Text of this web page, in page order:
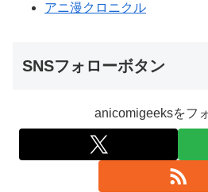
アニ漫クロニクル
SNSフォローボタン
anicomigeeksをフ